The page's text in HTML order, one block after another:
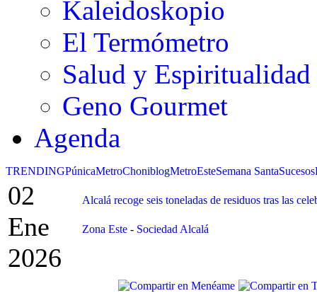
Kaleidoskopio
El Termómetro
Salud y Espiritualidad
Geno Gourmet
Agenda
TRENDINGPúnicaMetroChoniblogMetroEsteSemana SantaSucesos
02
Ene
2026
Alcalá recoge seis toneladas de residuos tras las
Zona Este - Sociedad Alcalá